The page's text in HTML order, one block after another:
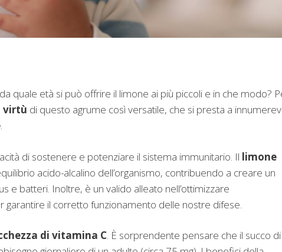
quale età si può offrire il limone ai più piccoli e in che modo?
virtù di questo agrume così versatile, che si presta a
.
di sostenere e potenziare il sistema immunitario. Il limone
acido-alcalino dell’organismo, contribuendo a creare un
e batteri. Inoltre, è un valido alleato nell’ottimizzare
garantire il corretto funzionamento delle nostre difese.
di vitamina C. È sorprendente pensare che il succo di